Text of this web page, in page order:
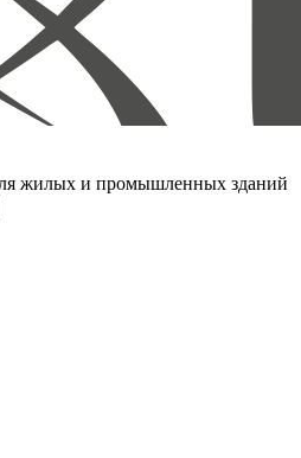
жилых и промышленных зданий